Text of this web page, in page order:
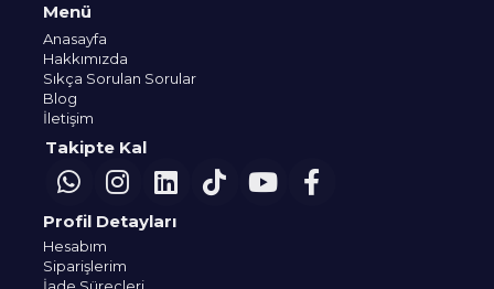
Menü
Anasayfa
Hakkımızda
Sıkça Sorulan Sorular
Blog
İletişim
Takipte Kal
Profil Detayları
Hesabım
Siparişlerim